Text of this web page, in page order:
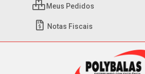
Meus Pedidos
Notas Fiscais